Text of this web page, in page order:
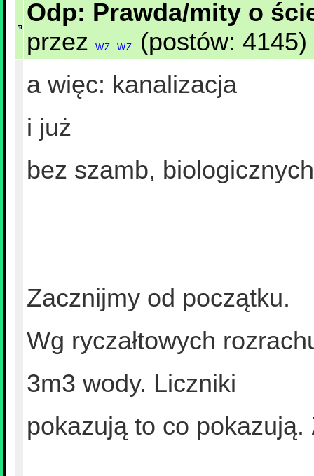
Odp: Prawda/mity o
przez
WZ_WZ
(postów:
a więc: kanalizacja
i już
bez szamb,
Zacznijmy od początku.
Wg ryczałtowych
3m3 wody. Liczniki
pokazują to co